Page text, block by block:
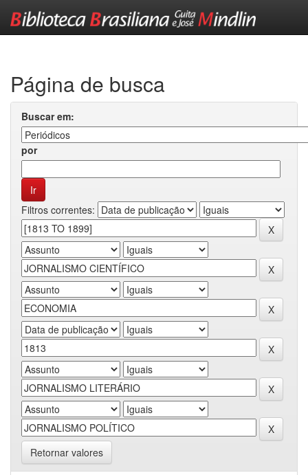
Página de busca
Buscar em:
por
Filtros correntes:
Retornar valores